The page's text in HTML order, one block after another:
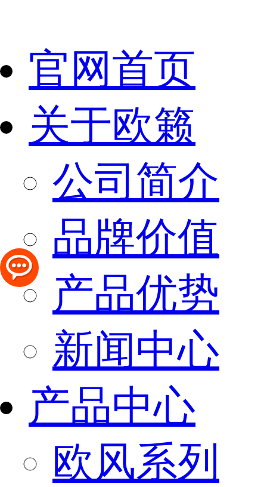
官网首页
关于欧籁
公司简介
品牌价值
产品优势
新闻中心
产品中心
欧风系列